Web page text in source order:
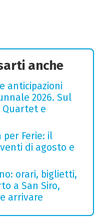
anche
anticipazioni
2026. Sul
Quartet e
per Ferie: il
di agosto e
orari, biglietti,
a San Siro,
arrivare